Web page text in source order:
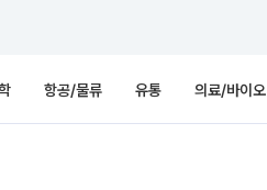
항공/물류 유통 의료/바이오